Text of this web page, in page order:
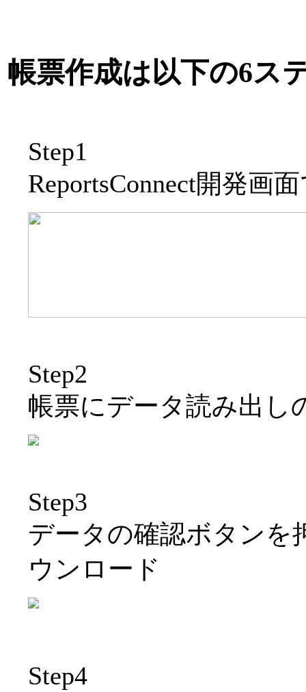
帳票作成は以下の6ス
Step1
ReportsConnect開発画
Step2
帳票にデータ読み出し
Step3
データの確認ボタンを
ウンロード
Step4